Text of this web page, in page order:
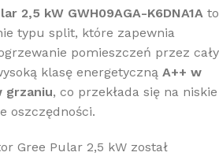
2,5 kW GWH09AGA-K6DNA1A to
typu split, które zapewnia
pomieszczeń przez cały
klasę energetyczną A++ w
grzaniu, co przekłada się na niskie
oszczędności.
Gree Pular 2,5 kW został